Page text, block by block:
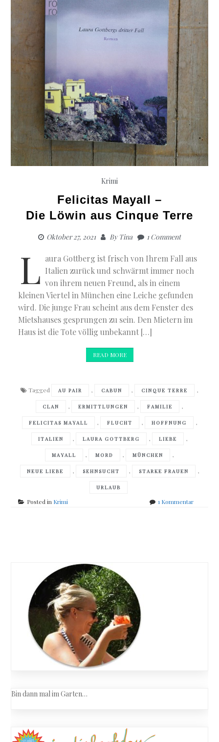
Krimi
Felicitas Mayall –
Die Löwin aus Cinque Terre
Oktober 27, 2021 ByTina 1 Comment
L aura Gottberg ist frisch von Ihrem Fall aus
Italien zurück und schwärmt immer noch
von ihrem neuen Freund, als in einem
kleinen Viertel in München eine Leiche gefunden
wird. Die junge Frau scheint aus dem Fenster des
Mietshauses gesprungen zu sein. Den Mietern im
Haus ist die Tote völlig unbekannt […]
READ MORE
Tagged AU PAIR , CABUN , CINQUE TERRE ,
CLAN , ERMITTLUNGEN , FAMILIE ,
FELICITAS MAYALL , FLUCHT , HOFFNUNG ,
ITALIEN , LAURA GOTTBERG , LIEBE ,
MAYALL , MORD , MÜNCHEN ,
NEUE LIEBE , SEHNSUCHT , STARKE FRAUEN ,
URLAUB
Posted in Krimi 1 Kommentarzu
navigation
Bin dann mal im Garten…